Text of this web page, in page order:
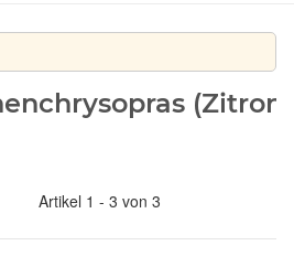
Artikel 1 - 3 von 3